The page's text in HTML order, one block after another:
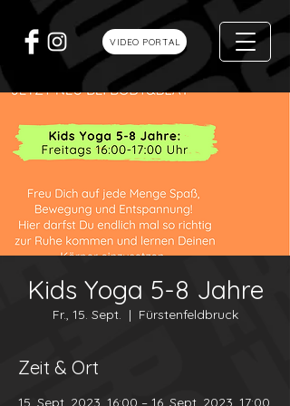
VIDEO PORTAL
Kids Yoga 5-8 Jahre
Fr., 15. Sept.
  |
Fürstenfeldbruck
Zeit & Ort
15. Sept. 2023, 16:00 – 16. Sept. 2023, 17:00